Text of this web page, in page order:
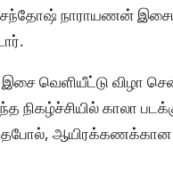
சந்தோஷ் நாராயணன்
வெளியீட்டு விழா
நிகழ்ச்சியில் காலா
ஆயிரக்கணக்கான